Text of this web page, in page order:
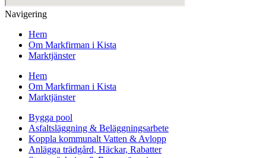
Navigering
Hem
Om Markfirman i Kista
Marktjänster
Hem
Om Markfirman i Kista
Marktjänster
Bygga pool
Asfaltsläggning & Beläggningsarbete
Koppla kommunalt Vatten & Avlopp
Anlägga trädgård, Häckar, Rabatter